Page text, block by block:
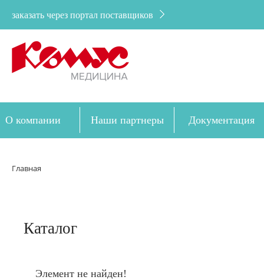
заказать через портал поставщиков
О компании Наши партнеры Документация
Главная
Каталог
Элемент не найден!